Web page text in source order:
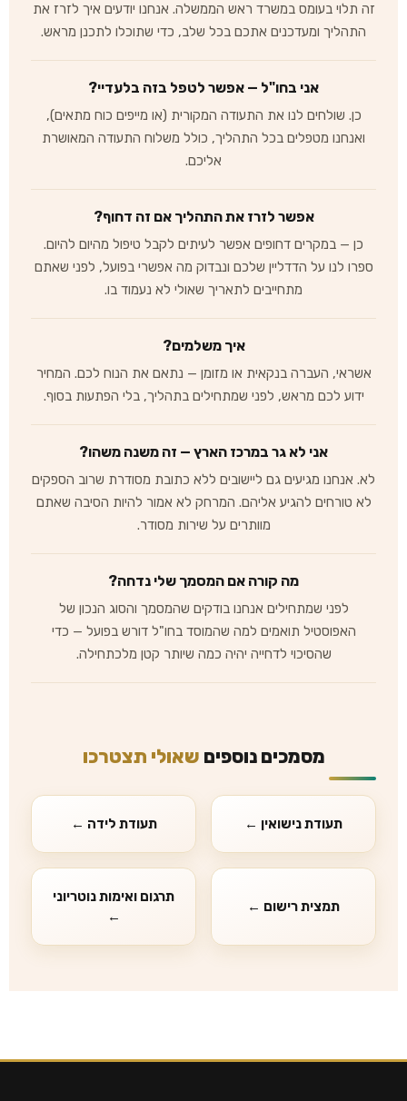
זה תלוי בעומס במשרד ראש הממשלה. אנחנו יודעים איך לזרז את
התהליך ומעדכנים אתכם בכל שלב, כדי שתוכלו לתכנן מראש.
אני בחו"ל — אפשר לטפל בזה בלעדיי?
כן. שולחים לנו את התעודה המקורית (או מייפים כוח מתאים),
ואנחנו מטפלים בכל התהליך, כולל משלוח התעודה המאושרת
אליכם.
אפשר לזרז את התהליך אם זה דחוף?
כן — במקרים דחופים אפשר לעיתים לקבל טיפול מהיום להיום.
ספרו לנו על הדדליין שלכם ונבדוק מה אפשרי בפועל, לפני שאתם
מתחייבים לתאריך שאולי לא נעמוד בו.
איך משלמים?
אשראי, העברה בנקאית או מזומן — נתאם את הנוח לכם. המחיר
ידוע לכם מראש, לפני שמתחילים בתהליך, בלי הפתעות בסוף.
אני לא גר במרכז הארץ — זה משנה משהו?
לא. אנחנו מגיעים גם ליישובים ללא כתובת מסודרת שרוב הספקים
לא טורחים להגיע אליהם. המרחק לא אמור להיות הסיבה שאתם
מוותרים על שירות מסודר.
מה קורה אם המסמך שלי נדחה?
לפני שמתחילים אנחנו בודקים שהמסמך והסוג הנכון של
האפוסטיל תואמים למה שהמוסד בחו"ל דורש בפועל — כדי
שהסיכוי לדחייה יהיה כמה שיותר קטן מלכתחילה.
מסמכים נוספים שאולי תצטרכו
תעודת נישואין ← תעודת לידה ←
תמצית רישום ←
תרגום ואימות נוטריוני
←